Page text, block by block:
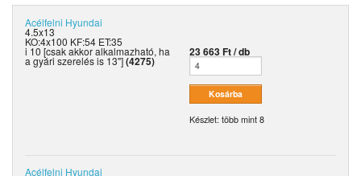
Acélfelni Hyundai
4.5x13
KO:4x100 KF:54 ET:35
i 10 [csak akkor alkalmazható, ha
a gyári szerelés is 13"](4275)
23 663 Ft / db
Készlet: több mint 8
Acélfelni Hyundai